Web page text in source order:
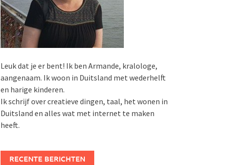
Leuk dat je er bent! Ik ben Armande, kralologe,
aangenaam. Ik woon in Duitsland met wederhelft
en harige kinderen.
Ik schrijf over creatieve dingen, taal, het wonen in
Duitsland en alles wat met internet te maken
heeft.
RECENTE BERICHTEN